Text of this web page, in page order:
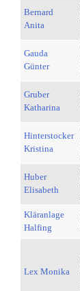
Bernard
Anita
Gauda
Günter
Gruber
Katharina
Hinterstocker
Kristina
Huber
Elisabeth
Kläranlage
Halfing
Lex Monika